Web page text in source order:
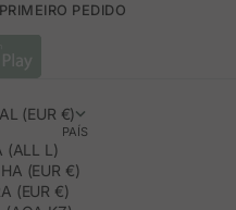
PEDIDO
(EUR €)
PAÍS
(ALL L)
(EUR €)
(EUR €)